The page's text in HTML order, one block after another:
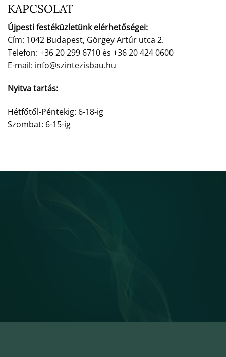
KAPCSOLAT
Újpesti festéküzletünk elérhetőségei:
Cím: 1042 Budapest, Görgey Artúr utca 2.
Telefon: +36 20 299 6710 és +36 20 424 0600
E-mail: info@szintezisbau.hu
Nyitva tartás:
Hétfőtől-Péntekig: 6-18-ig
Szombat: 6-15-ig